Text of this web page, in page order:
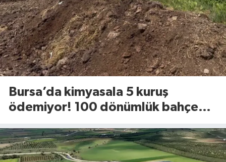
Bursa’da kimyasala 5 kuruş
ödemiyor! 100 dönümlük bahçede